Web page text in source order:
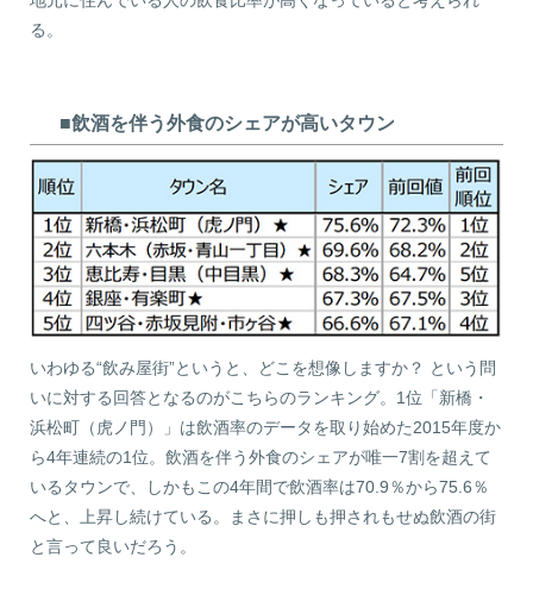
る。
■飲酒を伴う外食のシェアが高いタウン
いわゆる“飲み屋街”というと、どこを想像しますか？ という問
いに対する回答となるのがこちらのランキング。1位「新橋・
浜松町（虎ノ門）」は飲酒率のデータを取り始めた2015年度か
ら4年連続の1位。飲酒を伴う外食のシェアが唯一7割を超えて
いるタウンで、しかもこの4年間で飲酒率は70.9％から75.6％
へと、上昇し続けている。まさに押しも押されもせぬ飲酒の街
と言って良いだろう。